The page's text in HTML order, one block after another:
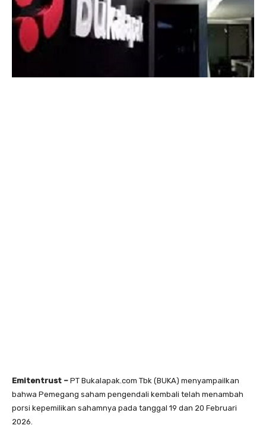
Emitentrust – PT Bukalapak.com Tbk (BUKA) menyampailkan
bahwa Pemegang saham pengendali kembali telah menambah
porsi kepemilikan sahamnya pada tanggal 19 dan 20 Februari
2026.